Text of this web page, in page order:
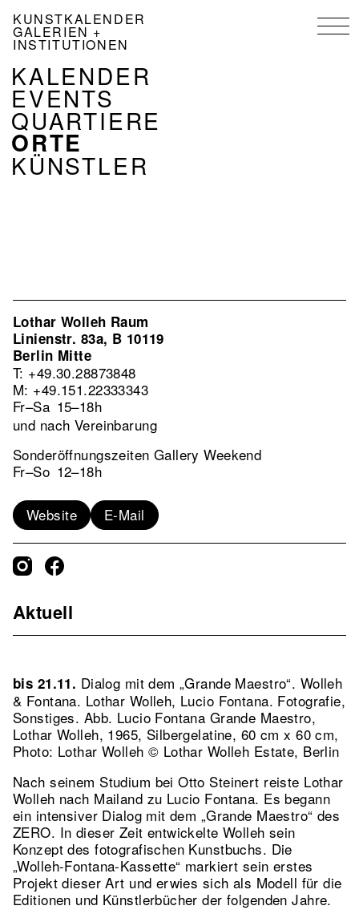
zum
Inhalt
KUNSTKALENDER
GALERIEN +
INSTITUTIONEN
NAVIGATION
KALENDER
DE
KALENDER
EVENTS
QUARTIERE
ORTE
KÜNSTLER
Aktuell
bis 21.11. Dialog mit dem „Grande Maestro“. Wolleh
& Fontana. Lothar Wolleh, Lucio Fontana. Fotografie,
Sonstiges. Abb. Lucio Fontana Grande Maestro,
Lothar Wolleh, 1965, Silbergelatine, 60 cm x 60 cm,
Photo: Lothar Wolleh © Lothar Wolleh Estate, Berlin
Nach seinem Studium bei Otto Steinert reiste Lothar
Wolleh nach Mailand zu Lucio Fontana. Es begann
ein intensiver Dialog mit dem „Grande Maestro“ des
ZERO. In dieser Zeit entwickelte Wolleh sein
Konzept des fotografischen Kunstbuchs. Die
„Wolleh-Fontana-Kassette“ markiert sein erstes
Projekt dieser Art und erwies sich als Modell für die
Editionen und Künstlerbücher der folgenden Jahre.
Lothar Wolleh Raum
Linienstr. 83a, B 10119
Berlin Mitte
T: +49.30.28873848‬
M: +49.151.22333343
Fr–Sa 15–18h
und nach Vereinbarung
Sonderöffnungszeiten Gallery Weekend
Fr–So 12–18h
Website E-Mail